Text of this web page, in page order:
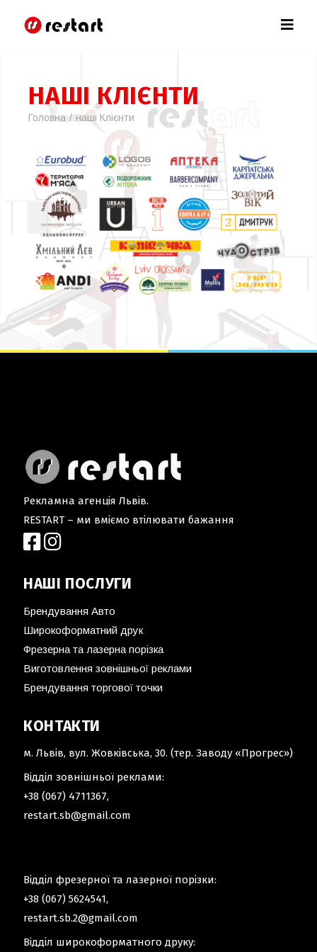
НАШІ КЛІЄНТИ
Головна наші Клієнти
Рекламна агенція Львів.
RESTART – ми вміємо втілювати бажання
НАШІ ПОСЛУГИ
Брендування Авто
Широкоформатний друк
Фрезерна та лазерна порізка
Виготовлення зовнішньої реклами
Брендування торгової точки
КОНТАКТИ
м. Львів, вул. Жовківська, 30. (тер. Заводу «Прогрес»)
Відділ зовнішньої реклами:
+38 (067) 4711367,
restart.sb@gmail.com
Відділ фрезерної та лазерної порізки:
+38 (067) 5624541,
restart.sb.2@gmail.com
Відділ широкоформатного друку: